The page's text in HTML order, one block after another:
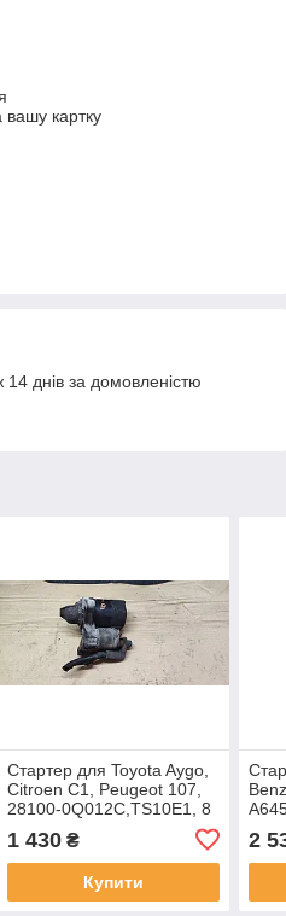
вашу картку
днів за домовленістю
Стартер для Toyota Aygo,
Citroen C1, Peugeot 107,
28100-0Q012C,TS10E1, 8
1 430₴
Купити
2